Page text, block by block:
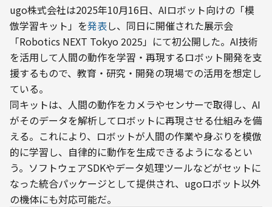
ugo株式会社は2025年10月16日、AIロボット向けの「模
倣学習キット」を発表し、同日に開催された展示会
「Robotics NEXT Tokyo 2025」にて初公開した。AI技術
を活用して人間の動作を学習・再現するロボット開発を支
援するもので、教育・研究・開発の現場での活用を想定し
ている。
同キットは、人間の動作をカメラやセンサーで取得し、AI
がそのデータを解析してロボットに再現させる仕組みを備
える。これにより、ロボットが人間の作業や身ぶりを模倣
的に学習し、自律的に動作を生成できるようになるとい
う。ソフトウェアSDKやデータ処理ツールなどがセットに
なった統合パッケージとして提供され、ugoロボット以外
の機体にも対応可能だ。